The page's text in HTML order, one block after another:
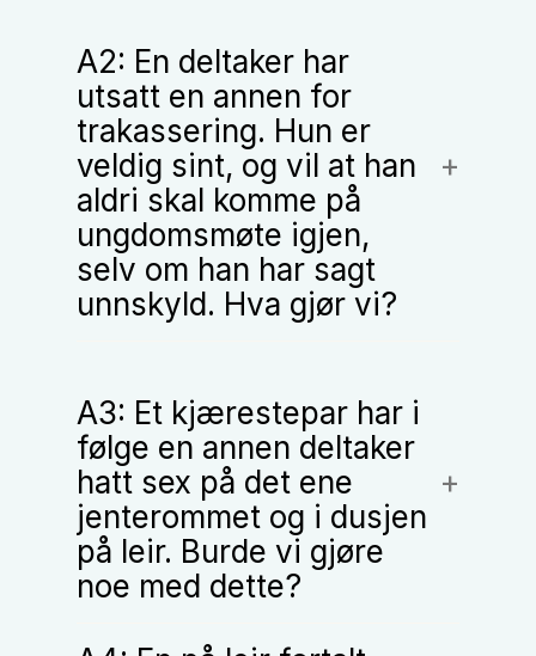
A2: En deltaker har
utsatt en annen for
trakassering. Hun er
veldig sint, og vil at han
aldri skal komme på
ungdomsmøte igjen,
selv om han har sagt
unnskyld. Hva gjør vi?
A3: Et kjærestepar har i
følge en annen deltaker
hatt sex på det ene
jenterommet og i dusjen
på leir. Burde vi gjøre
noe med dette?